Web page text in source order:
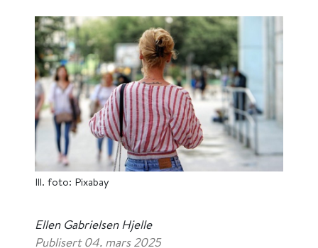
Ill. foto: Pixabay
Ellen Gabrielsen Hjelle
Publisert 04. mars 2025